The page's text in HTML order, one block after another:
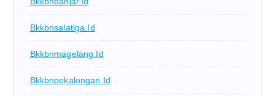
Bkkbnsalatiga.id
Bkkbnmagelang.id
Bkkbnpekalongan.id